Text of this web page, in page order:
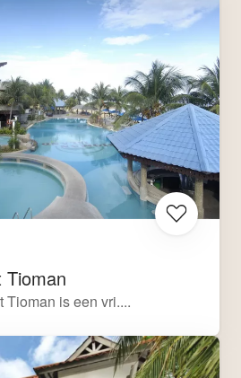
Tioman
Tioman is een vri....